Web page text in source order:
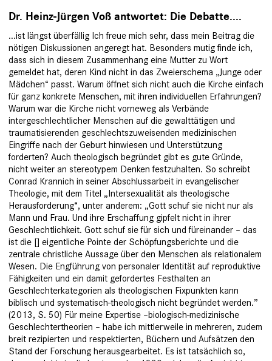
Dr. Heinz-Jürgen Voß antwortet: Die Debatte....
...ist längst überfällig Ich freue mich sehr, dass mein Beitrag die
nötigen Diskussionen angeregt hat. Besonders mutig finde ich,
dass sich in diesem Zusammenhang eine Mutter zu Wort
gemeldet hat, deren Kind nicht in das Zweierschema „Junge oder
Mädchen“ passt. Warum öffnet sich nicht auch die Kirche einfach
für ganz konkrete Menschen, mit ihren individuellen Erfahrungen?
Warum war die Kirche nicht vorneweg als Verbände
intergeschlechtlicher Menschen auf die gewalttätigen und
traumatisierenden geschlechtszuweisenden medizinischen
Eingriffe nach der Geburt hinwiesen und Unterstützung
forderten? Auch theologisch begründet gibt es gute Gründe,
nicht weiter an stereotypem Denken festzuhalten. So schreibt
Conrad Krannich in seiner Abschlussarbeit in evangelischer
Theologie, mit dem Titel „Intersexualität als theologische
Herausforderung“, unter anderem: „Gott schuf sie nicht nur als
Mann und Frau. Und ihre Erschaffung gipfelt nicht in ihrer
Geschlechtlichkeit. Gott schuf sie für sich und füreinander – das
ist die [] eigentliche Pointe der Schöpfungsberichte und die
zentrale christliche Aussage über den Menschen als relationalem
Wesen. Die Engführung von personaler Identität auf reproduktive
Fähigkeiten und ein damit gefordertes Festhalten an
Geschlechterkategorien als theologischen Fixpunkten kann
biblisch und systematisch-theologisch nicht begründet werden.”
(2013, S. 50) Für meine Expertise –biologisch-medizinische
Geschlechtertheorien – habe ich mittlerweile in mehreren, zudem
breit rezipierten und respektierten, Büchern und Aufsätzen den
Stand der Forschung herausgearbeitet. Es ist tatsächlich so,